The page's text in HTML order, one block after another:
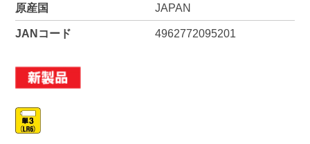
原産国 JAPAN
JANコード 4962772095201